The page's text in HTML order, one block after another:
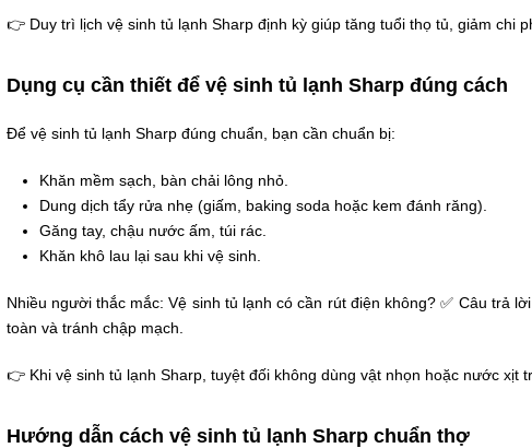
👉 Duy trì lịch vệ sinh tủ lạnh Sharp định kỳ giúp tăng tuổi thọ tủ, giảm chi
Dụng cụ cần thiết để vệ sinh tủ lạnh Sharp đúng cách
Để vệ sinh tủ lạnh Sharp đúng chuẩn, bạn cần chuẩn bị:
Khăn mềm sạch, bàn chải lông nhỏ.
Dung dịch tẩy rửa nhẹ (giấm, baking soda hoặc kem đánh răng).
Găng tay, chậu nước ấm, túi rác.
Khăn khô lau lại sau khi vệ sinh.
Nhiều người thắc mắc: Vệ sinh tủ lạnh có cần rút điện không? ✅ Câu trả
toàn và tránh chập mạch.
👉 Khi vệ sinh tủ lạnh Sharp, tuyệt đối không dùng vật nhọn hoặc nước xịt
Hướng dẫn cách vệ sinh tủ lạnh Sharp chuẩn thợ